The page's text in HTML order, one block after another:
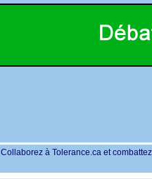
Collaborez à Tolerance.ca et